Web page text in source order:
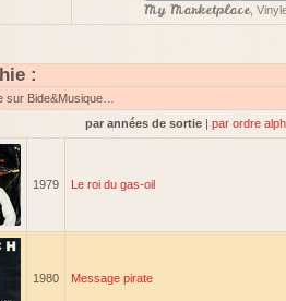
My Marketplace,
:
sur Bide&Musique…
par années de sortie | par ordre
1979 Le roi du gas-oil
1980 Message pirate